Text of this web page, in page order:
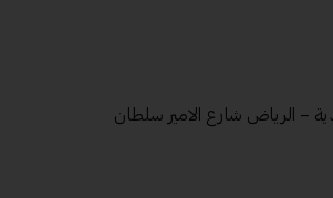
– الرياض شارع الامير سلطان